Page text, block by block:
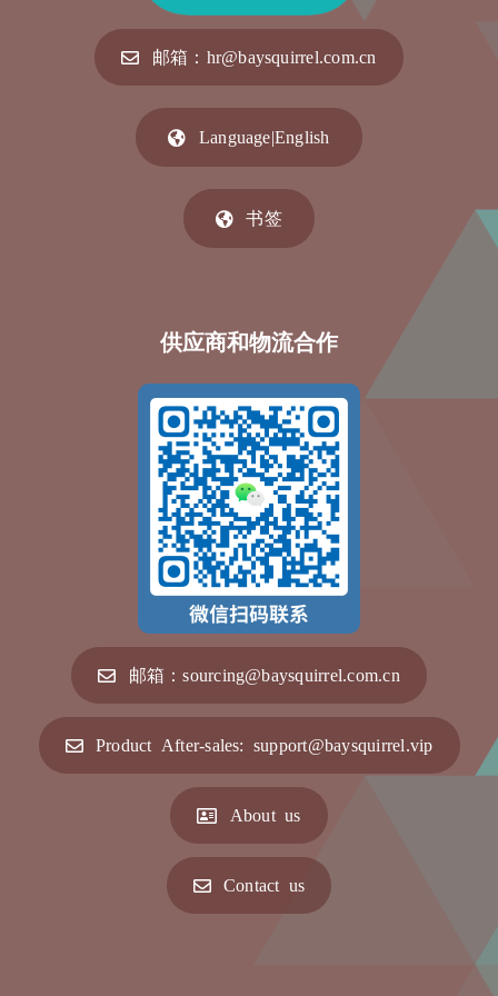
邮箱：hr@baysquirrel.com.cn
Language|English
书签
供应商和物流合作
邮箱：sourcing@baysquirrel.com.cn
Product After-sales: support@baysquirrel.vip
About us
Contact us